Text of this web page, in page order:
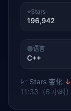
⭐Stars
196,942
🟢语言
C++
📈 Stars 变化 ↓
11:33（6 小时）